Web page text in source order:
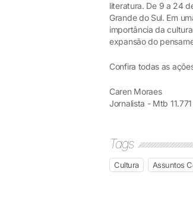
literatura. De 9 a 24
Grande do Sul. Em
importância da
expansão do
Confira todas as
Caren Moraes
Jornalista - Mtb 11.771
Tags
Cultura Assuntos